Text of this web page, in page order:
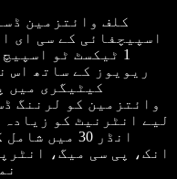
کلف وائتزمین
اسپیچفائی کے سی ای
ریویوز کے ساتھ اس
وائتزمین کو لرننگ
انڈر 30
انک، پی سی میگ،